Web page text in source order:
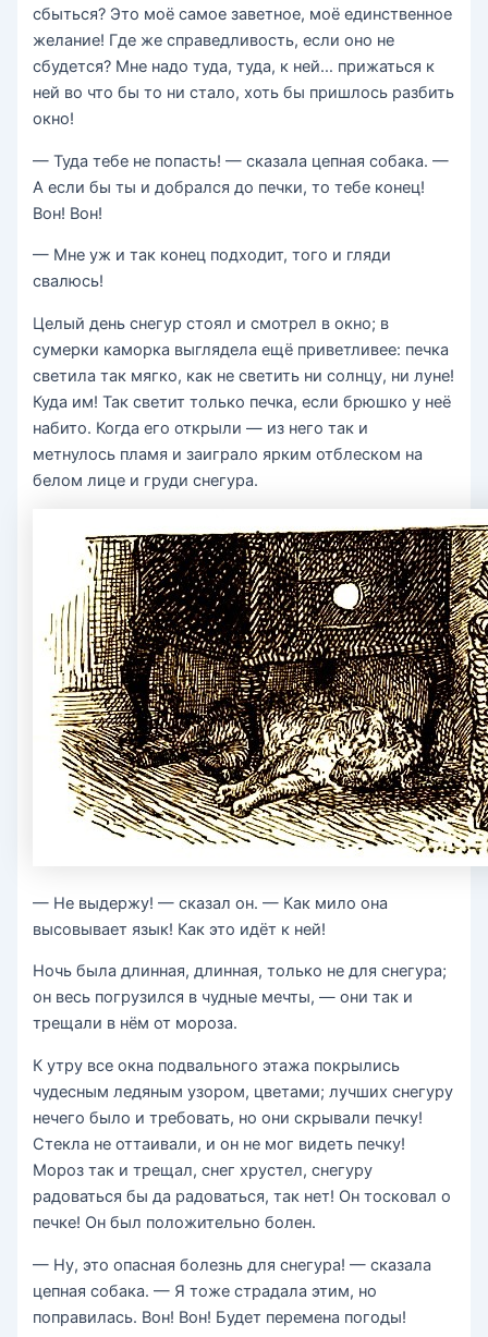
сбыться? Это моё самое заветное, моё единственное
желание! Где же справедливость, если оно не
сбудется? Мне надо туда, туда, к ней… прижаться к
ней во что бы то ни стало, хоть бы пришлось разбить
окно!
— Туда тебе не попасть! — сказала цепная собака. —
А если бы ты и добрался до печки, то тебе конец!
Вон! Вон!
— Мне уж и так конец подходит, того и гляди
свалюсь!
Целый день снегур стоял и смотрел в окно; в
сумерки каморка выглядела ещё приветливее: печка
светила так мягко, как не светить ни солнцу, ни луне!
Куда им! Так светит только печка, если брюшко у неё
набито. Когда его открыли — из него так и
метнулось пламя и заиграло ярким отблеском на
белом лице и груди снегура.
— Не выдержу! — сказал он. — Как мило она
высовывает язык! Как это идёт к ней!
Ночь была длинная, длинная, только не для снегура;
он весь погрузился в чудные мечты, — они так и
трещали в нём от мороза.
К утру все окна подвального этажа покрылись
чудесным ледяным узором, цветами; лучших снегуру
нечего было и требовать, но они скрывали печку!
Стекла не оттаивали, и он не мог видеть печку!
Мороз так и трещал, снег хрустел, снегуру
радоваться бы да радоваться, так нет! Он тосковал о
печке! Он был положительно болен.
— Ну, это опасная болезнь для снегура! — сказала
цепная собака. — Я тоже страдала этим, но
поправилась. Вон! Вон! Будет перемена погоды!